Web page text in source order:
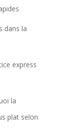
dans la
express
la
plat selon